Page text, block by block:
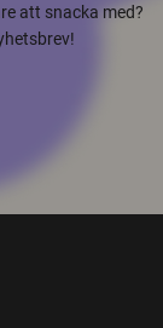
att snacka med?